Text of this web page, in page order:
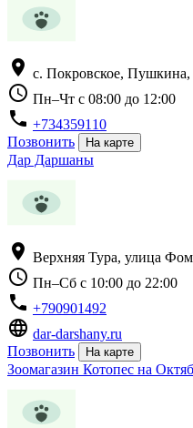
location_on с. Покровское, Пушкина,
schedule Пн–Чт с 08:00 до 12:00
phone +734359110
Позвонить
На карте
Дар Даршаны
location_on Верхняя Тура, улица
schedule Пн–Сб с 10:00 до 22:00
phone +790901492
language dar-darshany.ru
Позвонить
На карте
Зоомагазин Котопес на